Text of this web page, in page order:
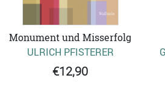
Monument und Misserfolg
ULRICH PFISTERER
€12,90